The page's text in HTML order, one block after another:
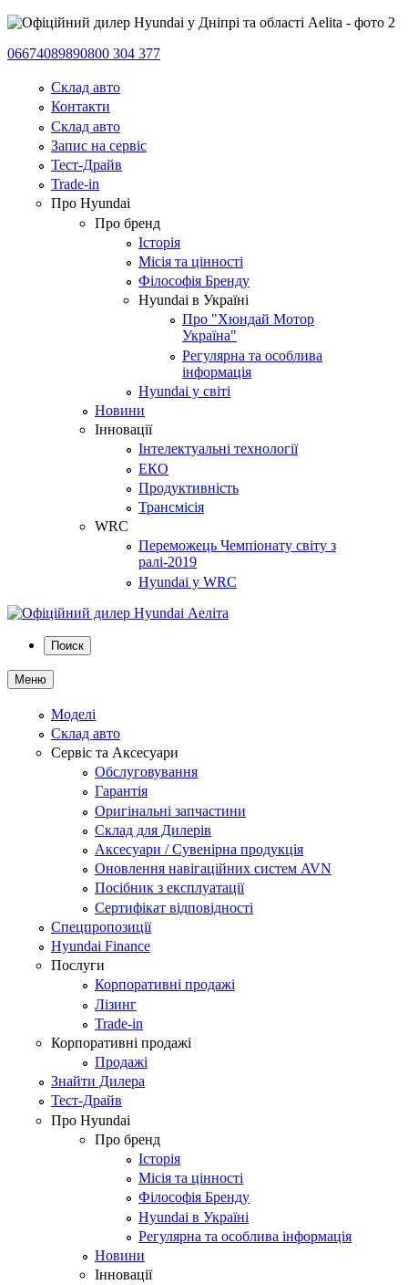
06674089890800 304 377
Склад авто
Контакти
Склад авто
Запис на сервіс
Тест-Драйв
Trade-in
Про Hyundai
Про бренд
Історія
Місія та цінності
Філософія Бренду
Hyundai в Україні
Про "Хюндай Мотор
Україна"
Регулярна та особлива
інформація
Hyundai у світі
Новини
Інновації
Інтелектуальні технології
ЕКО
Продуктивність
Трансмісія
WRC
Переможець Чемпіонату світу з
ралі-2019
Hyundai у WRC
Поиск
Меню
Моделі
Склад авто
Сервіс та Аксесуари
Обслуговування
Гарантія
Оригінальні запчастини
Склад для Дилерів
Аксесуари / Сувенірна продукція
Оновлення навігаційних систем AVN
Посібник з експлуатації
Сертифікат відповідності
Спецпропозиції
Hyundai Finance
Послуги
Корпоративні продажі
Лізинг
Trade-in
Корпоративні продажі
Продажі
Знайти Дилера
Тест-Драйв
Про Hyundai
Про бренд
Історія
Місія та цінності
Філософія Бренду
Hyundai в Україні
Регулярна та особлива інформація
Новини
Інновації